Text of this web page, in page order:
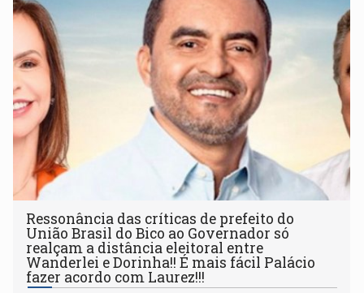
Ressonância das críticas de prefeito do
União Brasil do Bico ao Governador só
realçam a distância eleitoral entre
Wanderlei e Dorinha!! É mais fácil Palácio
fazer acordo com Laurez!!!